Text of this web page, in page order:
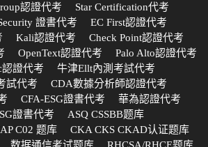
認證代考
Star Certification代考
證書代考
EC First認證代考
Kali認證代考
Check Point認證代考
OpenText認證代考
Palo Alto認證代考
認證代考
牛津Ellt內測考試代考
試代考
CDA數據分析師認證代考
CFA-ESG證書代考
華為認證代考
證書代考
ASQ CSSBB题库
C02 题库
CKA CKS CKAD认证题库
数据通信考试题库
RHCSA/RHCE题库